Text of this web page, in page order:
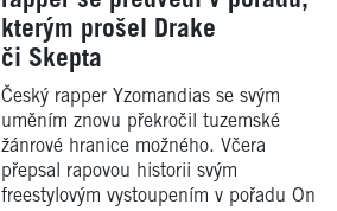
kterým prošel Drake
či Skepta
Český rapper Yzomandias se svým
uměním znovu překročil tuzemské
žánrové hranice možného. Včera
přepsal rapovou historii svým
freestylovým vystoupením v pořadu On